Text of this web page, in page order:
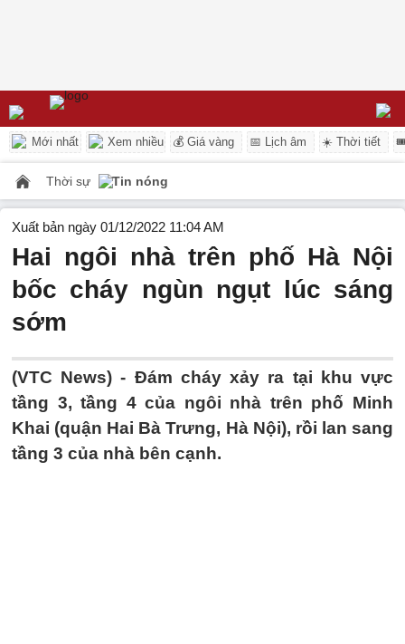
Mới nhất Xem nhiều 💰 Giá vàng 📅 Lịch âm ☀️ Thời tiết
Thời sự Tin nóng
Xuất bản ngày 01/12/2022 11:04 AM
Hai ngôi nhà trên phố Hà Nội
bốc cháy ngùn ngụt lúc sáng
sớm
(VTC News) - Đám cháy xảy ra tại khu vực
tầng 3, tầng 4 của ngôi nhà trên phố Minh
Khai (quận Hai Bà Trưng, Hà Nội), rồi lan sang
tầng 3 của nhà bên cạnh.